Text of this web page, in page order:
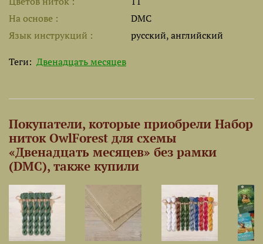
На основе
DMC
Язык инструкций
русский, английский
Теги: Двенадцать месяцев
Покупатели, которые приобрели Набор
ниток OwlForest для схемы
«Двенадцать месяцев» без рамки
(DMC), также купили